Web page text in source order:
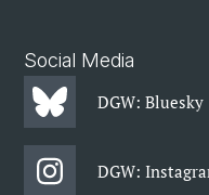
Social Media
DGW: Bluesky
DGW: